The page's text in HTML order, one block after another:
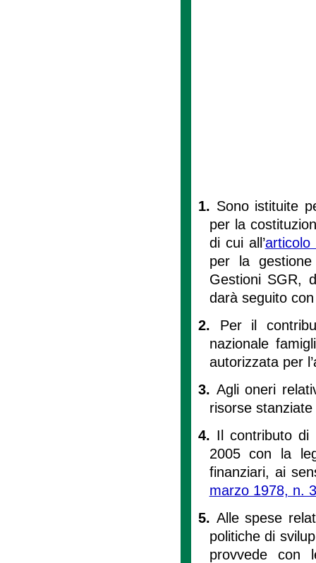
1. Sono istituite
per la
di cui all’articolo
per la
Gestioni SGR,
darà seguito
2. Per il
nazionale
autorizzata per
3. Agli oneri
risorse
4. Il contributo
2005 con la
finanziari, ai
marzo 1978, n.
5. Alle spese
politiche di
provvede con